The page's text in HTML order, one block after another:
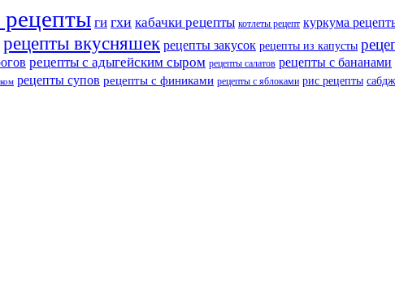
рецепты ги гхи кабачки рецепты котлеты рецепт куркума
рецепты вкусняшек рецепты закусок рецепты из капусты
рецепты с адыгейским сыром рецепты салатов рецепты с бананами
рецепты супов рецепты с финиками рецепты с яблоками рис рецепты